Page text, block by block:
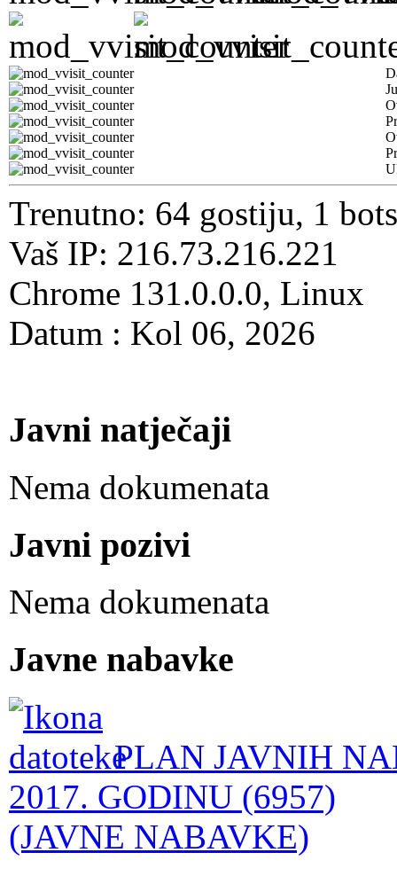
Trenutno: 64 gostiju, 1
Vaš IP: 216.73.216.221
Chrome 131.0.0.0, Linux
Datum : Kol 06, 2026
Javni natječaji
Nema dokumenata
Javni pozivi
Nema dokumenata
Javne nabavke
PLAN JAVNIH
2017. GODINU (6957)
(JAVNE NABAVKE)